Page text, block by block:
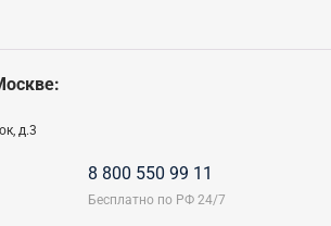
д.3
8 800 550 99 11